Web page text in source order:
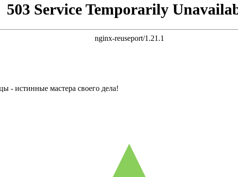
503 Service Temporarily
nginx-reuseport/1.21.1
- истинные мастера своего дела!